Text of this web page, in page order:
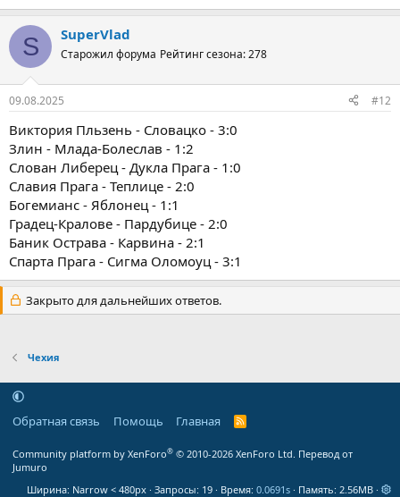
S SuperVlad
Старожил форума Рейтинг сезона: 278
09.08.2025 #12
Виктория Пльзень - Словацко - 3:0
Злин - Млада-Болеслав - 1:2
Слован Либерец - Дукла Прага - 1:0
Славия Прага - Теплице - 2:0
Богемианс - Яблонец - 1:1
Градец-Кралове - Пардубице - 2:0
Баник Острава - Карвина - 2:1
Спарта Прага - Сигма Оломоуц - 3:1
Закрыто для дальнейших ответов.
Чехия
Обратная связь Помощь Главная
R
Community platform by XenForo® © 2010-2026 XenForo Ltd. Перевод от
Jumuro
Ширина
Запросы 19 Время 0.0691s Память 2.56MB